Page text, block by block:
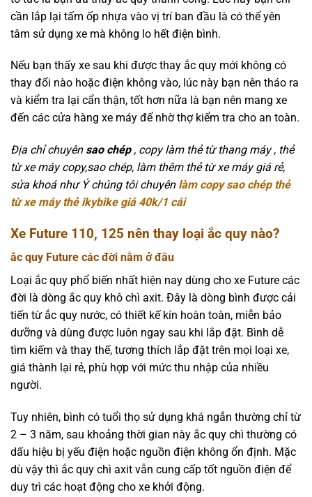
cần lắp lại tấm ốp nhựa vào vị trí ban đầu là có thể yên
tâm sử dụng xe mà không lo hết điện bình.
Nếu bạn thấy xe sau khi được thay ắc quy mới không có
thay đổi nào hoặc điện không vào, lúc này bạn nên tháo ra
và kiểm tra lại cẩn thận, tốt hơn nữa là bạn nên mang xe
đến các cửa hàng xe máy để nhờ thợ kiểm tra cho an toàn.
Địa chỉ chuyênsao chép, copy làm thẻ từ thang máy , thẻ
từ xe máy copy,sao chép, làm thêm thẻ từ xe máy giá rẻ,
sửa khoá như Ý chúng tôi chuyênlàm copy sao chép thẻ
từ xe máy thẻ ikybike giá 40k/1 cái
Xe Future 110, 125 nên thay loại ắc quy nào?
ắc quy Future các đời nằm ở đâu
Loại ắc quy phổ biến nhất hiện nay dùng cho xe Future các
đời là dòng ắc quy khô chì axit. Đây là dòng bình được cải
tiến từ ắc quy nước, có thiết kế kín hoàn toàn, miễn bảo
dưỡng và dùng được luôn ngay sau khi lắp đặt. Bình dễ
tìm kiếm và thay thế, tương thích lắp đặt trên mọi loại xe,
giá thành lại rẻ, phù hợp với mức thu nhập của nhiều
người.
Tuy nhiên, bình có tuổi thọ sử dụng khá ngắn thường chỉ từ
2 – 3 năm, sau khoảng thời gian này ắc quy chì thường có
dấu hiệu bị yếu điện hoặc nguồn điện không ổn định. Mặc
dù vậy thì ắc quy chì axit vẫn cung cấp tốt nguồn điện để
duy trì các hoạt động cho xe khởi động.